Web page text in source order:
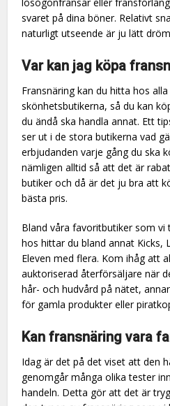
svaret på dina böner. Relativt
naturligt utseende är ju lätt
Var kan jag köpa
Fransnäring kan du hitta hos
skönhetsbutikerna, så du kan
du ändå ska handla annat. Ett
ser ut i de stora butikerna vad
erbjudanden varje gång du ska
nämligen alltid så att det är
butiker och då är det ju bra att
bästa pris.
Bland våra favoritbutiker som vi
hos hittar du bland annat Kicks,
Eleven med flera. Kom ihåg att
auktoriserad återförsäljare när
hår- och hudvård på nätet,
för gamla produkter eller
Kan fransnäring vara
Idag är det på det viset att den
genomgår många olika tester
handeln. Detta gör att det är